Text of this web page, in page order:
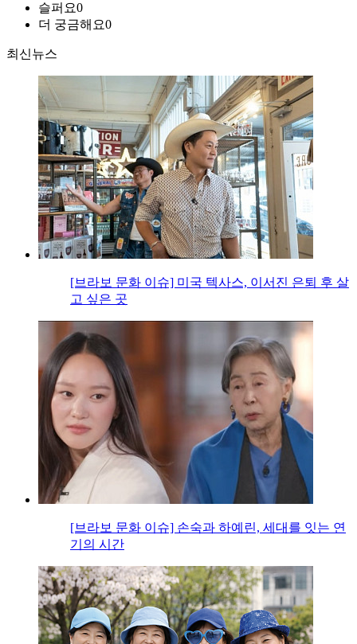
슬퍼요0
더 궁금해요0
최신뉴스
[브라보 문화 이슈] 미국 텍사스, 이서진 은퇴 후 살
고 싶은 곳
[브라보 문화 이슈] 손숙과 하예린, 세대를 잇는 연
기의 시간